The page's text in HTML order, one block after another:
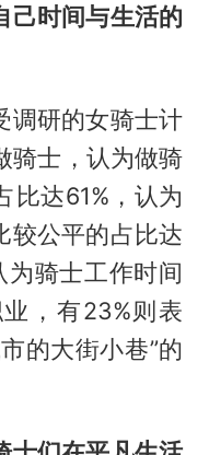
己时间与生活的
调研的女骑士计
骑士，认为做骑
比达61%，认为
较公平的占比达
为骑士工作时间
，有23%则表
的大街小巷”的